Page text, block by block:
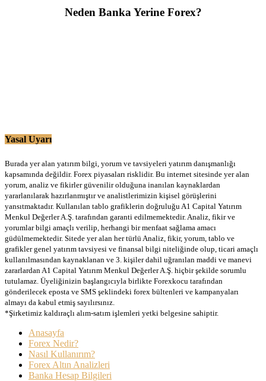
Neden Banka Yerine Forex?
Yasal Uyarı
Burada yer alan yatırım bilgi, yorum ve tavsiyeleri yatırım danışmanlığı
kapsamında değildir. Forex piyasaları risklidir. Bu internet sitesinde yer alan
yorum, analiz ve fikirler güvenilir olduğuna inanılan kaynaklardan
yararlanılarak hazırlanmıştır ve analistlerimizin kişisel görüşlerini
yansıtmaktadır. Kullanılan tablo grafiklerin doğruluğu A1 Capital Yatırım
Menkul Değerler A.Ş. tarafından garanti edilmemektedir. Analiz, fikir ve
yorumlar bilgi amaçlı verilip, herhangi bir menfaat sağlama amacı
güdülmemektedir. Sitede yer alan her türlü Analiz, fikir, yorum, tablo ve
grafikler genel yatırım tavsiyesi ve finansal bilgi niteliğinde olup, ticari amaçlı
kullanılmasından kaynaklanan ve 3. kişiler dahil uğranılan maddi ve manevi
zararlardan A1 Capital Yatırım Menkul Değerler A.Ş. hiçbir şekilde sorumlu
tutulamaz. Üyeliğinizin başlangıcıyla birlikte Forexkocu tarafından
gönderilecek eposta ve SMS şeklindeki forex bültenleri ve kampanyaları
almayı da kabul etmiş sayılırsınız.
*Şirketimiz kaldıraçlı alım-satım işlemleri yetki belgesine sahiptir.
Anasayfa
Forex Nedir?
Nasıl Kullanırım?
Forex Altın Analizleri
Banka Hesap Bilgileri